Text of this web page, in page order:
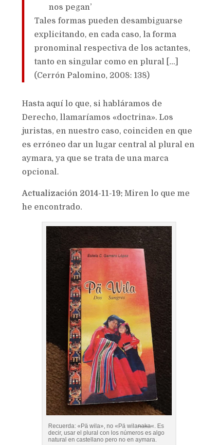
nos pegan’
Tales formas pueden desambiguarse
explicitando, en cada caso, la forma
pronominal respectiva de los actantes,
tanto en singular como en plural […]
(Cerrón Palomino, 2008: 138)
Hasta aquí lo que, si habláramos de
Derecho, llamaríamos «doctrina». Los
juristas, en nuestro caso, coinciden en que
es erróneo dar un lugar central al plural en
aymara, ya que se trata de una marca
opcional.
Actualización 2014-11-19:Miren lo que me
he encontrado.
Recuerda: «Pä wila», no «Pä wilanaka«. Es
decir, usar el plural con los números es algo
natural en castellano pero no en aymara.